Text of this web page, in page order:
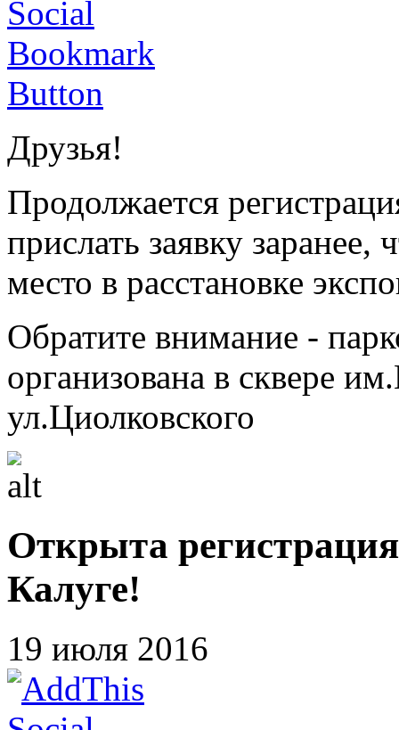
Друзья!
Продолжается
прислать заявку
место в расстановке
Обратите внимание -
организована в сквере
ул.Циолковского
Открыта
Калуге!
19 июля 2016